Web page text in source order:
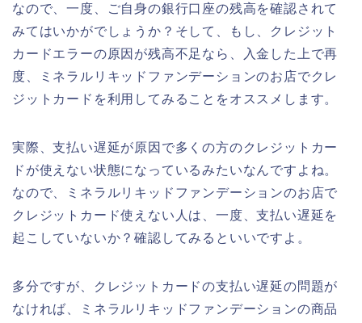
なので、一度、ご自身の銀行口座の残高を確認されて
みてはいかがでしょうか？そして、もし、クレジット
カードエラーの原因が残高不足なら、入金した上で再
度、ミネラルリキッドファンデーションのお店でクレ
ジットカードを利用してみることをオススメします。
実際、支払い遅延が原因で多くの方のクレジットカー
ドが使えない状態になっているみたいなんですよね。
なので、ミネラルリキッドファンデーションのお店で
クレジットカード使えない人は、一度、支払い遅延を
起こしていないか？確認してみるといいですよ。
多分ですが、クレジットカードの支払い遅延の問題が
なければ、ミネラルリキッドファンデーションの商品